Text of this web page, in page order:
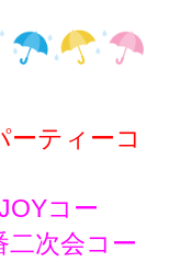
ーティーコ
コー
二次会コー